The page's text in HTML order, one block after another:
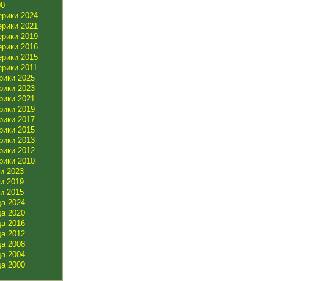
2024
2021
2019
2016
2015
2011
2025
2023
2021
2019
2017
2015
2013
2012
2010
2023
2019
2015
2024
2020
2016
2012
2008
2004
2000